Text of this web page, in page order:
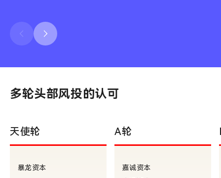
多轮头部风投的认可
天使轮
暴龙资本
A轮
嘉诚资本